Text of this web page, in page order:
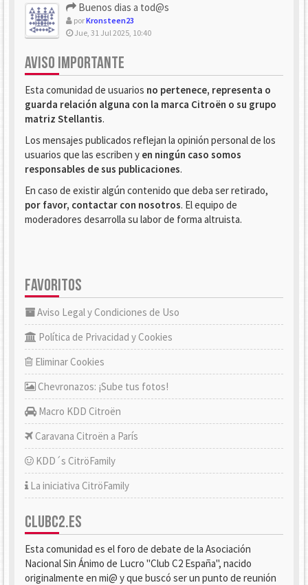
Buenos dias a tod@s
porKronsteen23
Jue, 31 Jul 2025, 10:40
AVISO IMPORTANTE
Esta comunidad de usuarios no pertenece, representa o
guarda relación alguna con la marca Citroën o su grupo
matriz Stellantis.
Los mensajes publicados reflejan la opinión personal de los
usuarios que las escriben y en ningún caso somos
responsables de sus publicaciones.
En caso de existir algún contenido que deba ser retirado,
por favor, contactar con nosotros. El equipo de
moderadores desarrolla su labor de forma altruista.
FAVORITOS
Aviso Legal y Condiciones de Uso
Política de Privacidad y Cookies
Eliminar Cookies
Chevronazos: ¡Sube tus fotos!
Macro KDD Citroën
Caravana Citroën a París
KDD´s CitröFamily
La iniciativa CitröFamily
CLUBC2.ES
Esta comunidad es el foro de debate de la Asociación
Nacional Sin Ánimo de Lucro "Club C2 España", nacido
originalmente en mi@ y que buscó ser un punto de reunión